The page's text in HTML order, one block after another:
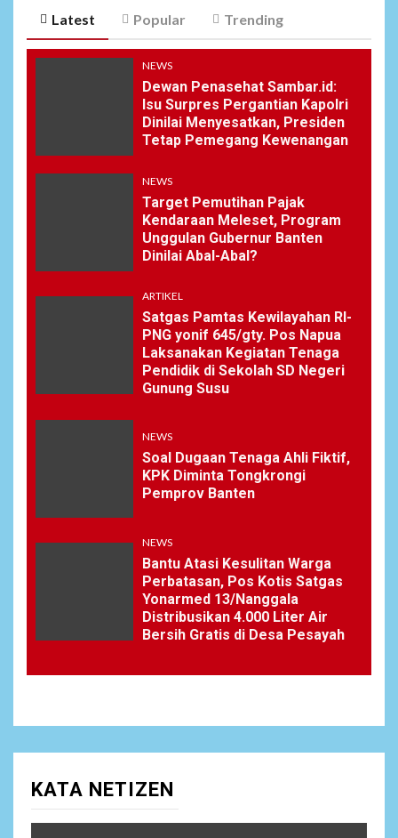
Latest Popular Trending
NEWS
Dewan Penasehat Sambar.id:
Isu Surpres Pergantian Kapolri
Dinilai Menyesatkan, Presiden
Tetap Pemegang Kewenangan
NEWS
Target Pemutihan Pajak
Kendaraan Meleset, Program
Unggulan Gubernur Banten
Dinilai Abal-Abal?
ARTIKEL
Satgas Pamtas Kewilayahan RI-
PNG yonif 645/gty. Pos Napua
Laksanakan Kegiatan Tenaga
Pendidik di Sekolah SD Negeri
Gunung Susu
NEWS
Soal Dugaan Tenaga Ahli Fiktif,
KPK Diminta Tongkrongi
Pemprov Banten
NEWS
Bantu Atasi Kesulitan Warga
Perbatasan, Pos Kotis Satgas
Yonarmed 13/Nanggala
Distribusikan 4.000 Liter Air
Bersih Gratis di Desa Pesayah
KATA NETIZEN